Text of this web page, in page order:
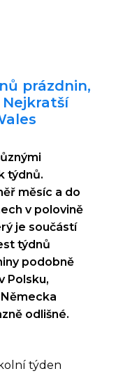
prázdnin,
týdnů.
měsíc a do
v polovině
je součástí
týdnů
podobně
Polsku,
odlišné.
týden